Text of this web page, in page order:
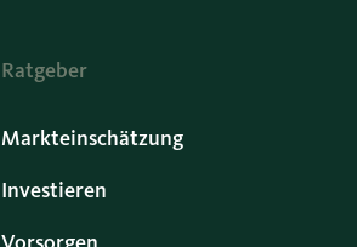
Ratgeber
Markteinschätzung
Investieren